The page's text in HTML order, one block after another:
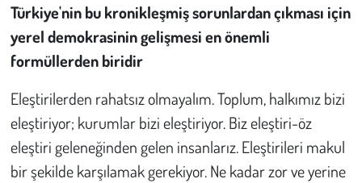
Türkiye'nin bu kronikleşmiş sorunlardan çıkması için
yerel demokrasinin gelişmesi en önemli
formüllerden biridir
Eleştirilerden rahatsız olmayalım. Toplum, halkımız bizi
eleştiriyor; kurumlar bizi eleştiriyor. Biz eleştiri-öz
eleştiri geleneğinden gelen insanlarız. Eleştirileri makul
bir şekilde karşılamak gerekiyor. Ne kadar zor ve yerine